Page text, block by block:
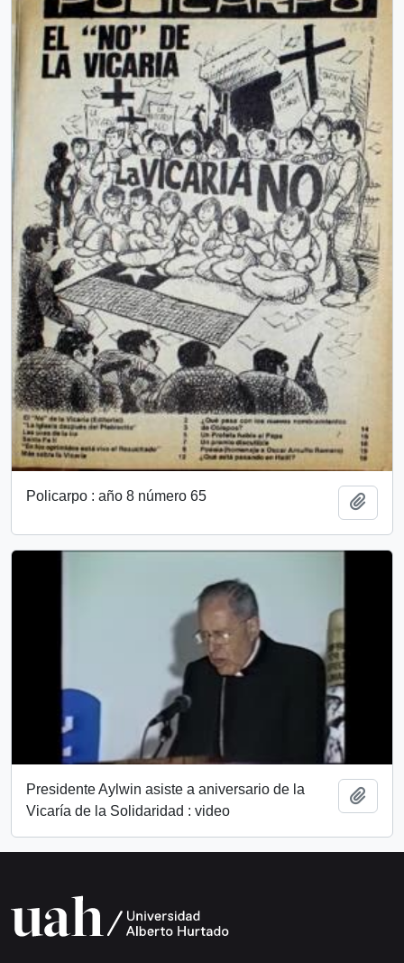
Policarpo : año 8 número 65
Presidente Aylwin asiste a aniversario de la
Vicaría de la Solidaridad : video